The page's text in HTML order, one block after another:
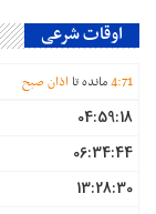
اوقات شرعی
4:71 مانده تا اذان صبح
04:59:18
06:34:44
13:28:30